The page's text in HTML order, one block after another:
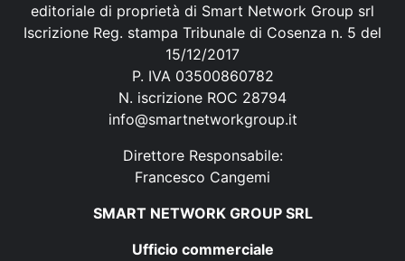
editoriale di proprietà di Smart Network Group srl
Iscrizione Reg. stampa Tribunale di Cosenza n. 5 del
15/12/2017
P. IVA 03500860782
N. iscrizione ROC 28794
info@smartnetworkgroup.it
Direttore Responsabile:
Francesco Cangemi
SMART NETWORK GROUP SRL
Ufficio commerciale